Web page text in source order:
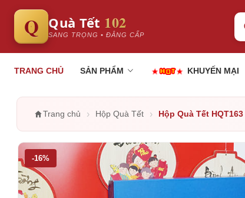
Q Quà Tết 102
SANG TRỌNG • ĐẲNG CẤP
TRANG CHỦ SẢN PHẨM KHUYẾN MẠI
Trang chủ › Hộp Quà Tết › Hộp Quà Tết HQT163
-16%